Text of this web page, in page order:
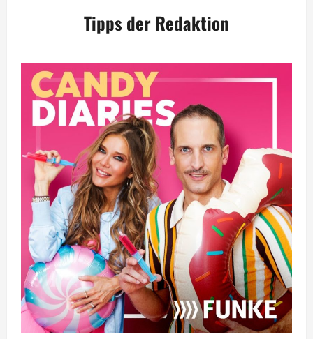
Tipps der Redaktion